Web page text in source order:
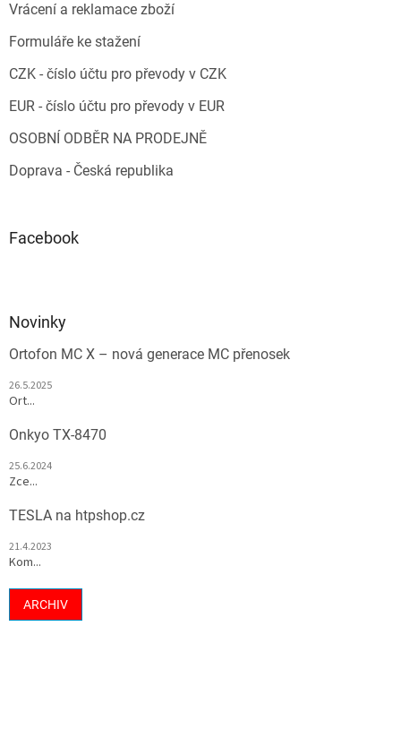
Vrácení a reklamace zboží
Formuláře ke stažení
CZK - číslo účtu pro převody v CZK
EUR - číslo účtu pro převody v EUR
OSOBNÍ ODBĚR NA PRODEJNĚ
Doprava - Česká republika
Facebook
Novinky
Ortofon MC X – nová generace MC přenosek
26.5.2025
Ort...
Onkyo TX-8470
25.6.2024
Zce...
TESLA na htpshop.cz
21.4.2023
Kom...
ARCHIV